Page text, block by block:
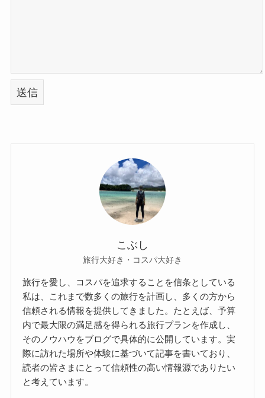
こぶし
旅行大好き・コスパ大好き
旅行を愛し、コスパを追求することを信条としている
私は、これまで数多くの旅行を計画し、多くの方から
信頼される情報を提供してきました。たとえば、予算
内で最大限の満足感を得られる旅行プランを作成し、
そのノウハウをブログで具体的に公開しています。実
際に訪れた場所や体験に基づいて記事を書いており、
読者の皆さまにとって信頼性の高い情報源でありたい
と考えています。